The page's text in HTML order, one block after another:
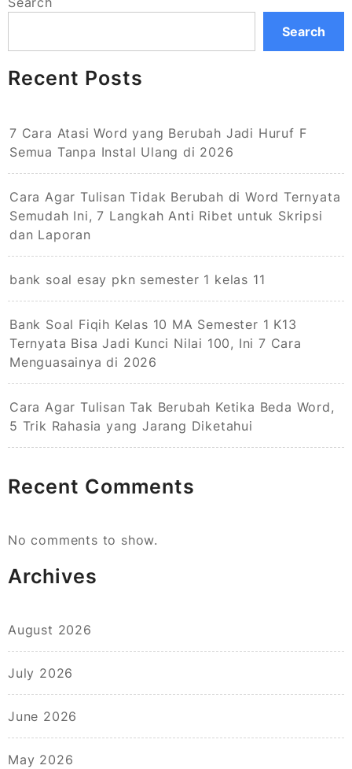
Search
Recent Posts
7 Cara Atasi Word yang Berubah Jadi Huruf F
Semua Tanpa Instal Ulang di 2026
Cara Agar Tulisan Tidak Berubah di Word Ternyata
Semudah Ini, 7 Langkah Anti Ribet untuk Skripsi
dan Laporan
bank soal esay pkn semester 1 kelas 11
Bank Soal Fiqih Kelas 10 MA Semester 1 K13
Ternyata Bisa Jadi Kunci Nilai 100, Ini 7 Cara
Menguasainya di 2026
Cara Agar Tulisan Tak Berubah Ketika Beda Word,
5 Trik Rahasia yang Jarang Diketahui
Recent Comments
No comments to show.
Archives
August 2026
July 2026
June 2026
May 2026